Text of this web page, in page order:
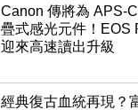
Canon 傳將為 APS-
疊式感光元件！EOS
迎來高速讀出升級
經典復古血統再現？